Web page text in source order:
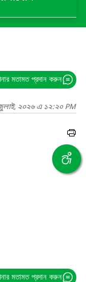
মতামত প্রদান করুন
২০২৬ এ ১২:২০ PM
মতামত প্রদান করুন